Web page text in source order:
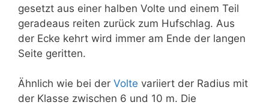
gesetzt aus einer halben Volte und einem Teil
geradeaus reiten zurück zum Hufschlag. Aus
der Ecke kehrt wird immer am Ende der langen
Seite geritten.
Ähnlich wie bei der Volte variiert der Radius mit
der Klasse zwischen 6 und 10 m. Die